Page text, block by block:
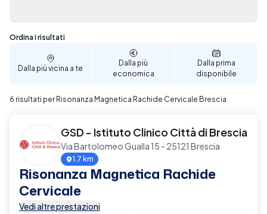
disponibilità. Il processo di prenotazione è intuitivo
e veloce, permettendoti di scegliere la data e l'ora
che più si adattano alle tue necessità personali.
Prenota ora per garantire un supporto diagnostico
Sono stati trovati 6 risultati
Ordina i risultati
Dalla più vicina a te
Dalla più
economica
Dalla prima
disponibile
6 risultati per Risonanza Magnetica Rachide Cervicale Brescia
GSD - Istituto Clinico Città di Brescia
Via Bartolomeo Gualla 15 - 25121 Brescia
1.7 km
Risonanza Magnetica Rachide
Cervicale
Vedi altre prestazioni